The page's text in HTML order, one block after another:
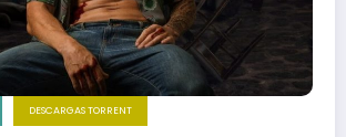
DESCARGAS TORRENT